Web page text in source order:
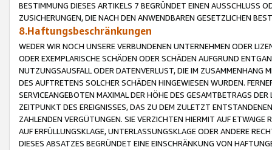
BESTIMMUNG DIESES ARTIKELS 7 BEGRÜNDET EINEN AUSSCHLUSS
ZUSICHERUNGEN, DIE NACH DEN ANWENDBAREN GESETZLICHEN
8.Haftungsbeschränkungen
WEDER WIR NOCH UNSERE VERBUNDENEN UNTERNEHMEN ODER
ODER EXEMPLARISCHE SCHÄDEN ODER SCHÄDEN AUFGRUND
NUTZUNGSAUSFALL ODER DATENVERLUST, DIE IM ZUSAMMENHANG
DES AUFTRETENS SOLCHER SCHÄDEN HINGEWIESEN WURDEN.
SERVICEANGEBOTEN MAXIMAL DER HÖHE DES GESAMTBETRAGS
ZEITPUNKT DES EREIGNISSES, DAS ZU DEM ZULETZT
ZAHLENDEN VERGÜTUNGEN. SIE VERZICHTEN HIERMIT AUF
AUF ERFÜLLUNGSKLAGE, UNTERLASSUNGSKLAGE ODER ANDERE
DIESES ABSATZES BEGRÜNDET EINE EINSCHRÄNKUNG VON